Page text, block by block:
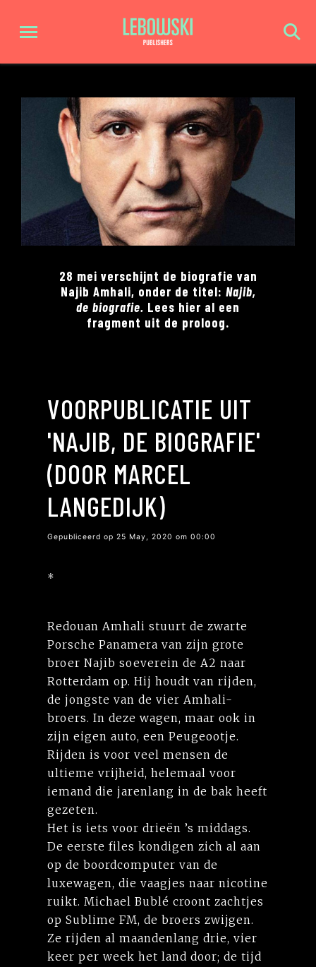
28 mei verschijnt de biografie van
Najib Amhali, onder de titel: Najib,
de biografie. Lees hier al een
fragment uit de proloog.
VOORPUBLICATIE UIT
'NAJIB, DE BIOGRAFIE'
(DOOR MARCEL
LANGEDIJK)
Gepubliceerd op 25 May, 2020 om 00:00
*
Redouan Amhali stuurt de zwarte
Porsche Panamera van zijn grote
broer Najib soeverein de A2 naar
Rotterdam op. Hij houdt van rijden,
de jongste van de vier Amhali-
broers. In deze wagen, maar ook in
zijn eigen auto, een Peugeootje.
Rijden is voor veel mensen de
ultieme vrijheid, helemaal voor
iemand die jarenlang in de bak heeft
gezeten.
Het is iets voor drieën ’s middags.
De eerste files kondigen zich al aan
op de boordcomputer van de
luxewagen, die vaagjes naar nicotine
ruikt. Michael Bublé croont zachtjes
op Sublime FM, de broers zwijgen.
Ze rijden al maandenlang drie, vier
keer per week het land door; de tijd